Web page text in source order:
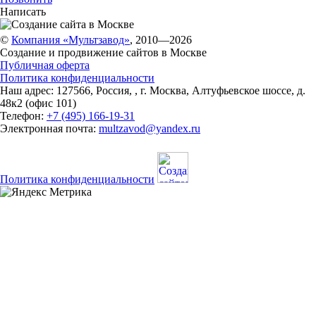
Написать
© Компания «Мультзавод», 2010—2026
Создание и продвижение сайтов в Москве
Публичная оферта
Политика конфиденциальности
Наш адрес: 127566, Россия, , г. Москва, Алтуфьевское шоссе, д.
48к2 (офис 101)
Телефон: +7 (495) 166-19-31
Электронная почта: multzavod@yandex.ru
Политика конфиденциальности